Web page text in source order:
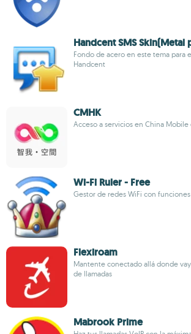
Handcent SMS Skin(Metal
Fondo de acero en este tema para
Handcent
CMHK
Acceso a servicios en China
Wi-Fi Ruler - Free
Gestor de redes WiFi con
Flexiroam
Mantente conectado allá donde
de llamadas
Mabrook Prime